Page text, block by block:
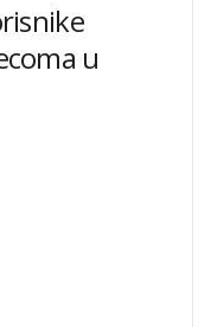
u